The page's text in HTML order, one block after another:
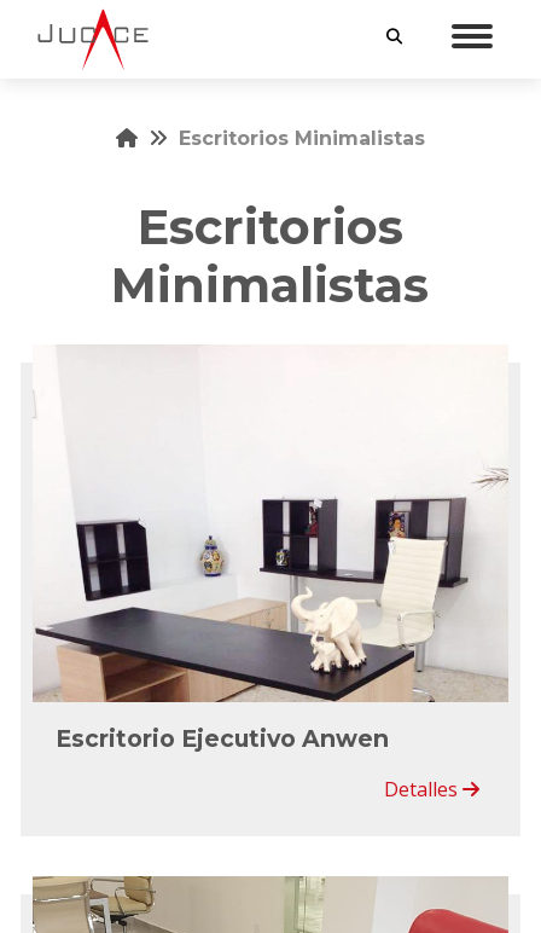
MUEBLES A LA MEDIDA
VENTAJAS
NOSOTROS
Escritorios Minimalistas
Escritorios
Minimalistas
Escritorio Ejecutivo Anwen
Detalles